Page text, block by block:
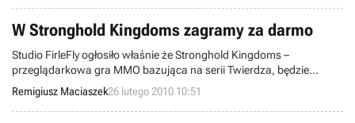
W Stronghold Kingdoms zagramy za darmo
Studio FirleFly ogłosiło właśnie że Stronghold Kingdoms –
przeglądarkowa gra MMO bazująca na serii Twierdza, będzie
darmowa. Wiąże się to bezpośrednio z wprowadzeniem do gry tzw.
Kart Strategicznych.
Remigiusz Maciaszek26 lutego 2010 10:51